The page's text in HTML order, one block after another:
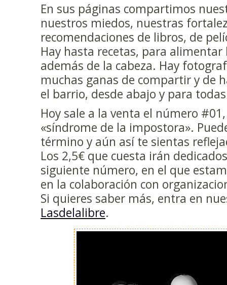
En sus páginas compartimos
nuestros miedos, nuestras
recomendaciones de libros, de
Hay hasta recetas, para alimentar
además de la cabeza. Hay
muchas ganas de compartir y de
el barrio, desde abajo y para
Hoy sale a la venta el número
«síndrome de la impostora».
término y aún así te sientas
Los 2,5€ que cuesta irán
siguiente número, en el que
en la colaboración con
Si quieres saber más, entra en
Lasdelalibre.